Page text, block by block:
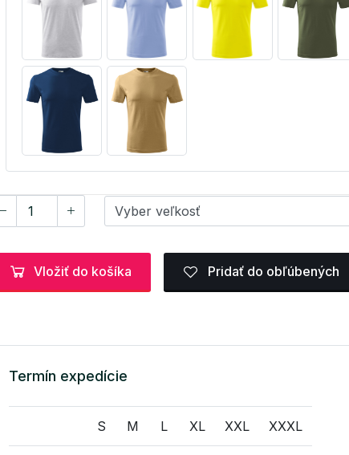
Vložiť do košíka Pridať do obľúbených
Termín expedície
S M L XL XXL XXXL